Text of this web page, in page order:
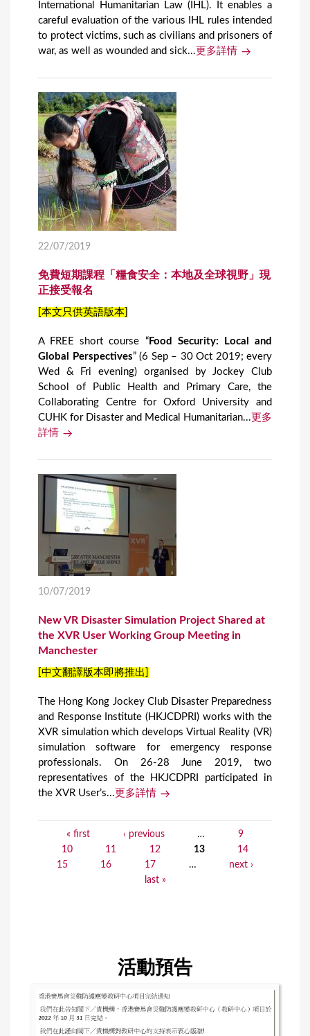
International Humanitarian Law (IHL). It enables a
careful evaluation of the various IHL rules intended
to protect victims, such as civilians and prisoners of
war, as well as wounded and sick... 更多詳情
22/07/2019
免費短期課程「糧食安全：本地及全球視野」現
正接受報名
[本文只供英語版本]
A FREE short course “Food Security: Local and
Global Perspectives” (6 Sep – 30 Oct 2019; every
Wed & Fri evening) organised by Jockey Club
School of Public Health and Primary Care, the
Collaborating Centre for Oxford University and
CUHK for Disaster and Medical Humanitarian... 更多
詳情
10/07/2019
New VR Disaster Simulation Project Shared at
the XVR User Working Group Meeting in
Manchester
[中文翻譯版本即將推出]
The Hong Kong Jockey Club Disaster Preparedness
and Response Institute (HKJCDPRI) works with the
XVR simulation which develops Virtual Reality (VR)
simulation software for emergency response
professionals. On 26-28 June 2019, two
representatives of the HKJCDPRI participated in
the XVR User’s... 更多詳情
« first ‹ previous …
9
10
11 12 13
14
15
16 17 …
next ›
last »
活動預告